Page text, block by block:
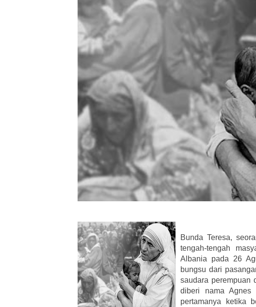
Bunda Teresa,
tengah-tengah
Albania pada 26
bungsu dari
saudara perempuan
diberi nama Agnes
pertamanya ketika